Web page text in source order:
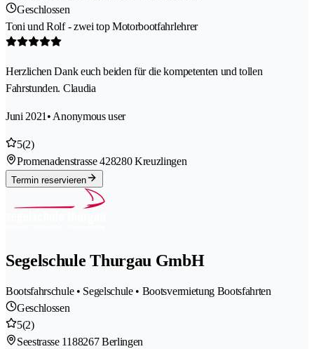
Geschlossen
Toni und Rolf - zwei top Motorbootfahrlehrer
Herzlichen Dank euch beiden für die kompetenten und tollen
Fahrstunden. Claudia
Juni 2021 • Anonymous user
5(2)
Promenadenstrasse 428280 Kreuzlingen
Termin reservieren
Segelschule Thurgau GmbH
Bootsfahrschule • Segelschule • Bootsvermietung Bootsfahrten
Geschlossen
5(2)
Seestrasse 1188267 Berlingen